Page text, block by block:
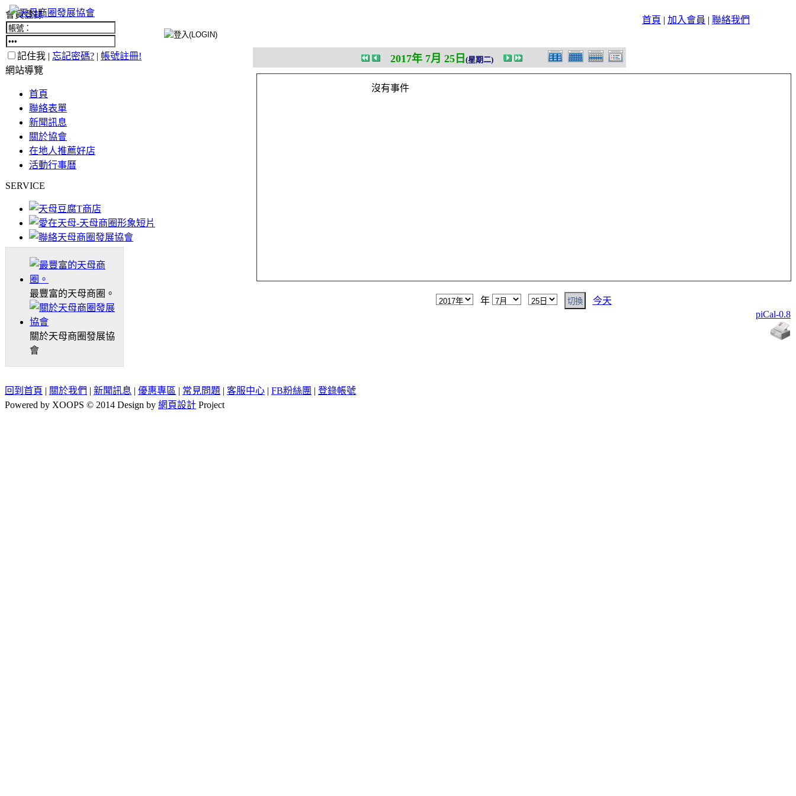
首頁 | 加入會員 | 聯絡我們
會員登錄
記住我 | 忘記密碼? | 帳號註冊!
網站導覽
首頁
聯絡表單
新聞訊息
關於協會
在地人推薦好店
活動行事曆
SERVICE
最豐富的天母商圈。
關於天母商圈發展協
會
2017年 7月 25日 (星期二)
沒有事件
年
今天
piCal-0.8
回到首頁 | 關於我們 | 新聞訊息 | 優惠專區 | 常見問題 | 客服中心 | FB粉絲團 | 登錄帳號
Powered by XOOPS © 2014 Design by 網頁設計 Project